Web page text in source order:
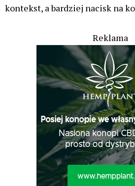
kontekst, a bardziej nacisk na
Reklama